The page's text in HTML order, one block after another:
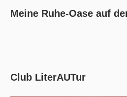
Meine Ruhe-Oase auf
Club LiterAUTur